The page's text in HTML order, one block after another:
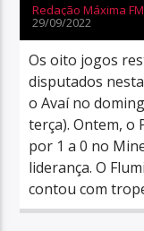
Redação Máxima
29/09/2022
Os oito jogos
disputados
o Avaí no
terça). Ontem, o
por 1 a 0 no
liderança. O
contou com